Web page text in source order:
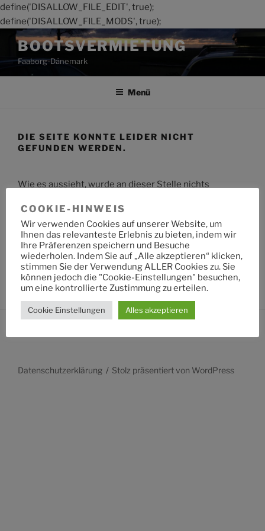
define('DISALLOW_FILE_EDIT', true);
define('DISALLOW_FILE_MODS', true);
Zum
Inhalt
springen
BOOTSVERMIETUNG
Faaborg-Dänemark
Menü
DIE SEITE KONNTE LEIDER NICHT
GEFUNDEN WERDEN.
Wie es aussieht, wurde an dieser Stelle nichts
Suche
nach:
Datenschutzerklärung Stolz präsentiert von WordPress
COOKIE-HINWEIS
Wir verwenden Cookies auf unserer Website, um
Ihnen das relevanteste Erlebnis zu bieten, indem wir
Ihre Präferenzen speichern und Besuche
wiederholen. Indem Sie auf „Alle akzeptieren“ klicken,
stimmen Sie der Verwendung ALLER Cookies zu. Sie
können jedoch die "Cookie-Einstellungen" besuchen,
um eine kontrollierte Zustimmung zu erteilen.
Cookie Einstellungen Alles akzeptieren